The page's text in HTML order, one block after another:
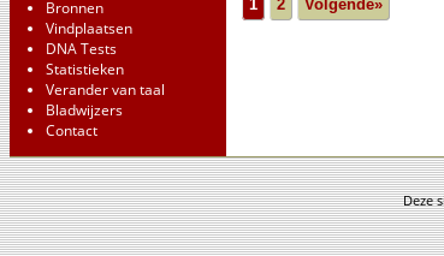
Bronnen
Vindplaatsen
DNA Tests
Statistieken
Verander van taal
Bladwijzers
Contact
1 2 Volgende»
Deze